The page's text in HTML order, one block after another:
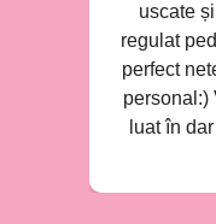
uscate
regulat
perfect
personal:)
luat în